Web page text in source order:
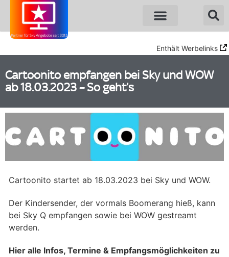
Enthält Werbelinks
Cartoonito empfangen bei Sky und WOW
ab 18.03.2023 – So geht’s
Cartoonito startet ab 18.03.2023 bei Sky und WOW.
Der Kindersender, der vormals Boomerang hieß, kann
bei Sky Q empfangen sowie bei WOW gestreamt
werden.
Hier alle Infos, Termine & Empfangsmöglichkeiten zu